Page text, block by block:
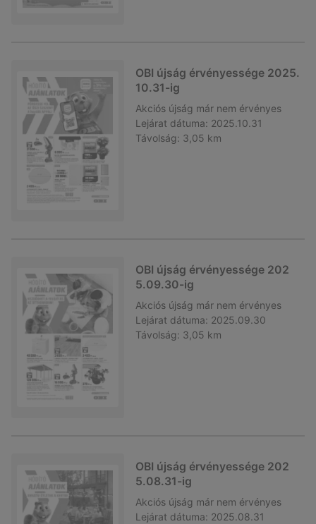
OBI újság érvényessége 2025.
10.31-ig
Akciós újság már nem érvényes
Lejárat dátuma: 2025.10.31
Távolság: 3,05 km
OBI újság érvényessége 202
5.09.30-ig
Akciós újság már nem érvényes
Lejárat dátuma: 2025.09.30
Távolság: 3,05 km
OBI újság érvényessége 202
5.08.31-ig
Akciós újság már nem érvényes
Lejárat dátuma: 2025.08.31